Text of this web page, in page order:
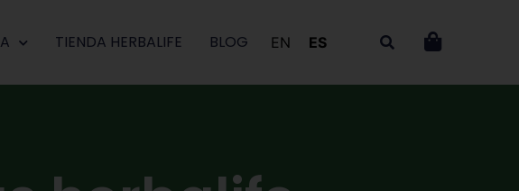
TIENDA HERBALIFE BLOG EN ES